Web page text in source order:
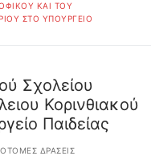
ΚΑΙ ΤΟΥ
ΣΤΟ ΥΠΟΥΡΓΕΊΟ
Σχολείου
Κορινθιακού
Παιδείας
ΔΡΑΣΕΙΣ